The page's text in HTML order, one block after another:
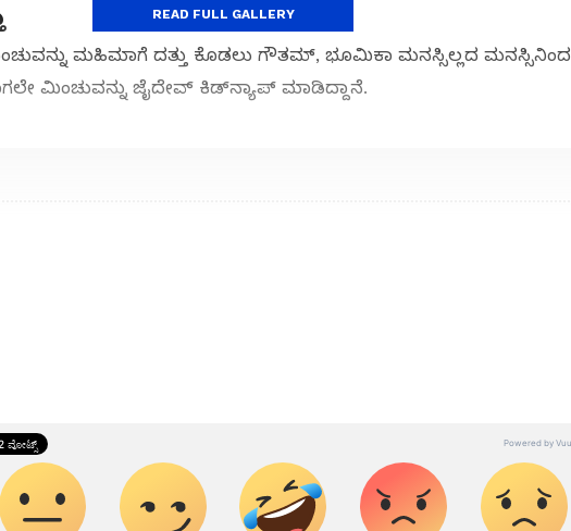
ಮಹಿಮಾಗೆ ದತ್ತು ಕೊಡಲು ಗೌತಮ್​, ಭೂಮಿಕಾ ಮನಸ್ಸಿಲ್ಲದ ಮನಸ್ಸಿನಿಂದ
ಮಿಂಚುವನ್ನು ಜೈದೇವ್​ ಕಿಡ್​ನ್ಯಾಪ್​ ಮಾಡಿದ್ದಾನೆ.
READ FULL GALLERY